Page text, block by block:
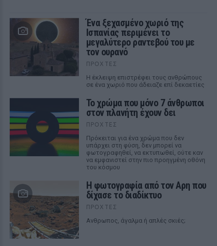
Ένα ξεχασμένο χωριό της
Ισπανίας περιμένει το
μεγαλύτερο ραντεβού του με
τον ουρανό
ΠΡΟΧΤΈΣ
Η έκλειψη επιστρέφει τους ανθρώπους
σε ένα χωριό που άδειαζε επί δεκαετίες
Το χρώμα που μόνο 7 άνθρωποι
στον πλανήτη έχουν δει
ΠΡΟΧΤΈΣ
Πρόκειται για ένα χρώμα που δεν
υπάρχει στη φύση, δεν μπορεί να
φωτογραφηθεί, να εκτυπωθεί, ούτε καν
να εμφανιστεί στην πιο προηγμένη οθόνη
του κόσμου
Η φωτογραφία από τον Αρη που
δίχασε το διαδίκτυο
ΠΡΟΧΤΈΣ
Ανθρωπος, άγαλμα ή απλές σκιές;